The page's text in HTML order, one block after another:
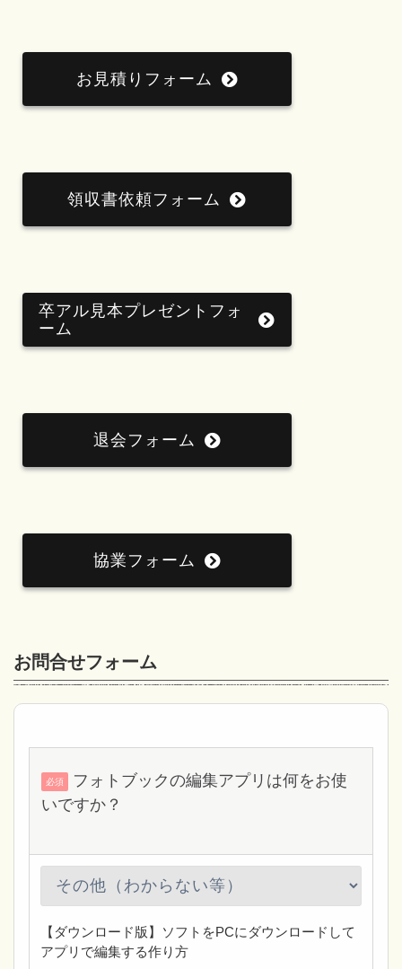
お見積りフォーム
領収書依頼フォーム
卒アル見本プレゼントフォ
ーム
退会フォーム
協業フォーム
お問合せフォーム
必須
フォトブックの編集アプリは何をお使
いですか？
【ダウンロード版】ソフトをPCにダウンロードして
アプリで編集する作り方